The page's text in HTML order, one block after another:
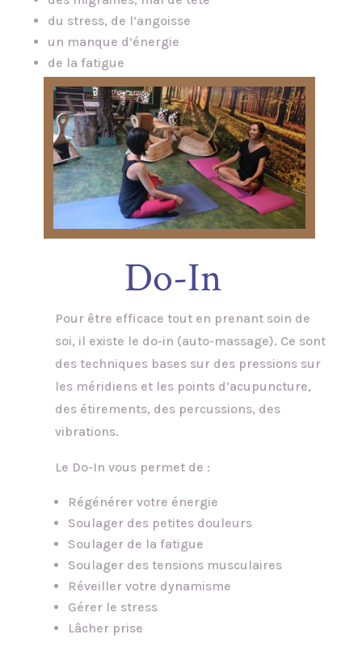
du stress, de l’angoisse
un manque d’énergie
de la fatigue
Do-In
Pour être efficace tout en prenant soin de
soi, il existe le do-in (auto-massage). Ce sont
des techniques bases sur des pressions sur
les méridiens et les points d’acupuncture,
des étirements, des percussions, des
vibrations.
Le Do-In vous permet de :
Régénérer votre énergie
Soulager des petites douleurs
Soulager de la fatigue
Soulager des tensions musculaires
Réveiller votre dynamisme
Gérer le stress
Lâcher prise